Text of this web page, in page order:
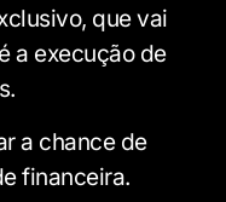
que vai
a execução de
a chance de
financeira.